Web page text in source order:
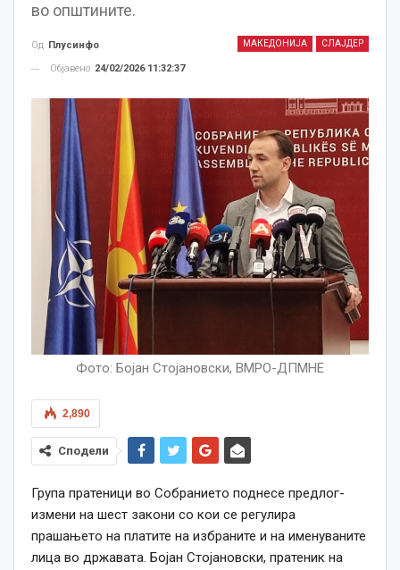
во општините.
МАКЕДОНИЈА СЛАЈДЕР
Од Плусинфо
Објавено 24/02/2026 11:32:37
Фото: Бојан Стојановски, ВМРО-ДПМНЕ
2,890
Сподели
Група пратеници во Собранието поднесе предлог-
измени на шест закони со кои се регулира
прашањето на платите на избраните и на именуваните
лица во државата. Бојан Стојановски, пратеник на